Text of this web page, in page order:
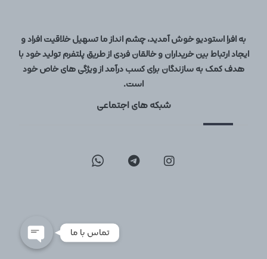
به افرا استودیو خوش آمدید، چشم انداز ما تسهیل خلاقیت افراد و
ایجاد ارتباط بین خریداران و خالقان فردی از طریق پلتفرم تولید خود با
هدف کمک به سازندگان برای کسب درآمد از ویژگی های خاص خود
است.
شبکه های اجتماعی
تماس با ما